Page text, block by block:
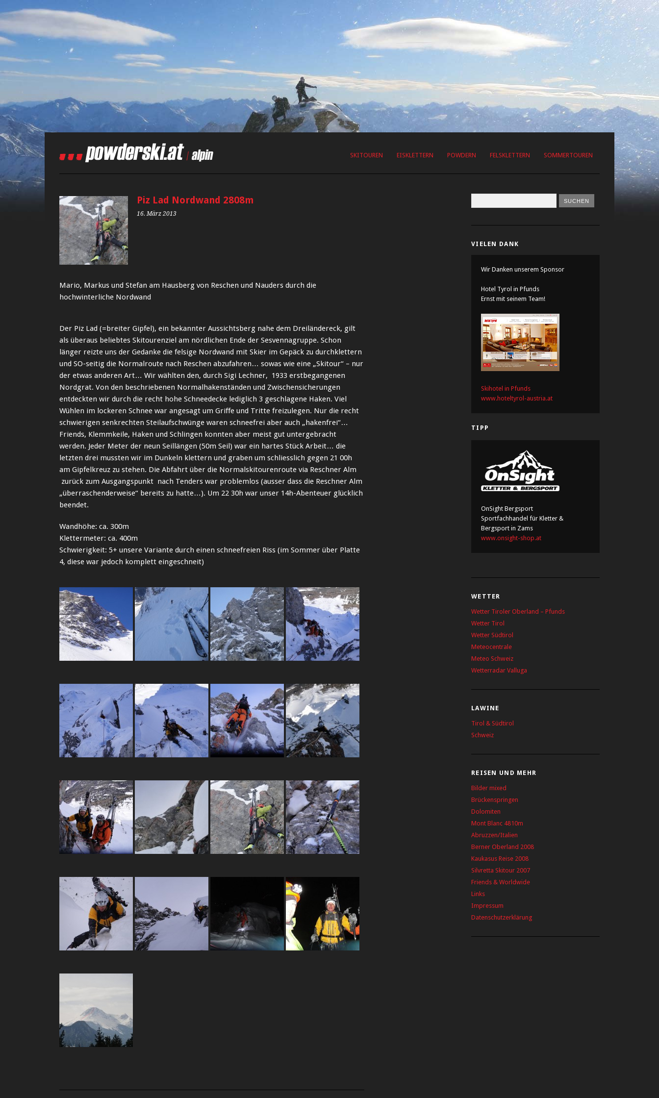
SKITOUREN EISKLETTERN POWDERN FELSKLETTERN SOMMERTOUREN
Piz Lad Nordwand 2808m
16. März 2013
Mario, Markus und Stefan am Hausberg von Reschen und Nauders durch die
hochwinterliche Nordwand
Der Piz Lad (=breiter Gipfel), ein bekannter Aussichtsberg nahe dem Dreiländereck, gilt
als überaus beliebtes Skitourenziel am nördlichen Ende der Sesvennagruppe. Schon
länger reizte uns der Gedanke die felsige Nordwand mit Skier im Gepäck zu durchklettern
und SO-seitig die Normalroute nach Reschen abzufahren… sowas wie eine „Skitour“ – nur
der etwas anderen Art… Wir wählten den, durch Sigi Lechner, 1933 erstbegangenen
Nordgrat. Von den beschriebenen Normalhakenständen und Zwischensicherungen
entdeckten wir durch die recht hohe Schneedecke lediglich 3 geschlagene Haken. Viel
Wühlen im lockeren Schnee war angesagt um Griffe und Tritte freizulegen. Nur die recht
schwierigen senkrechten Steilaufschwünge waren schneefrei aber auch „hakenfrei“…
Friends, Klemmkeile, Haken und Schlingen konnten aber meist gut untergebracht
werden. Jeder Meter der neun Seillängen (50m Seil) war ein hartes Stück Arbeit… die
letzten drei mussten wir im Dunkeln klettern und graben um schliesslich gegen 21 00h
am Gipfelkreuz zu stehen. Die Abfahrt über die Normalskitourenroute via Reschner Alm
zurück zum Ausgangspunkt nach Tenders war problemlos (ausser dass die Reschner Alm
„überraschenderweise“ bereits zu hatte…). Um 22 30h war unser 14h-Abenteuer glücklich
beendet.
Wandhöhe: ca. 300m
Klettermeter: ca. 400m
Schwierigkeit: 5+ unsere Variante durch einen schneefreien Riss (im Sommer über Platte
4, diese war jedoch komplett eingeschneit)
VIELEN DANK
Wir Danken unserem Sponsor
Hotel Tyrol in Pfunds
Ernst mit seinem Team!
Skihotel in Pfunds
www.hoteltyrol-austria.at
TIPP
OnSight Bergsport
Sportfachhandel für Kletter &
Bergsport in Zams
www.onsight-shop.at
WETTER
Wetter Tiroler Oberland – Pfunds
Wetter Tirol
Wetter Südtirol
Meteocentrale
Meteo Schweiz
Wetterradar Valluga
LAWINE
Tirol & Südtirol
Schweiz
REISEN UND MEHR
Bilder mixed
Brückenspringen
Dolomiten
Mont Blanc 4810m
Abruzzen/Italien
Berner Oberland 2008
Kaukasus Reise 2008
Silvretta Skitour 2007
Friends & Worldwide
Links
Impressum
Datenschutzerklärung